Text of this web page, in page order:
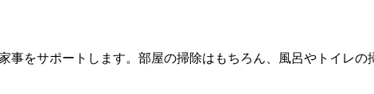
事をサポートします。部屋の掃除はもちろん、風呂やトイレ